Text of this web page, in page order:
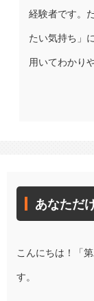
経験者です。
たい気持ち」
用いてわかり
あなただ
こんにちは！「
す。